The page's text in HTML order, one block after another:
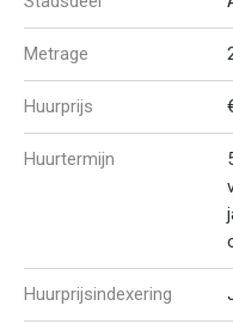
Metrage
Huurprijs
Huurtermijn
Huurprijsindexering